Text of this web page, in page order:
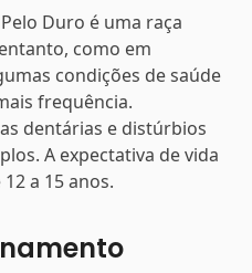
Duro é uma raça
como em
condições de saúde
frequência.
dentárias e distúrbios
A expectativa de vida
a 15 anos.